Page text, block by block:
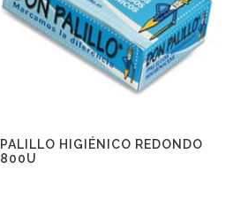
PALILLO HIGIÉNICO REDONDO
800U